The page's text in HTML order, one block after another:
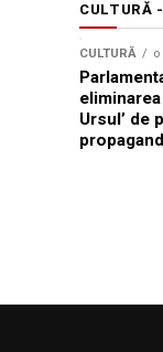
CULTURĂ
CULTURĂ
Ursul’ de